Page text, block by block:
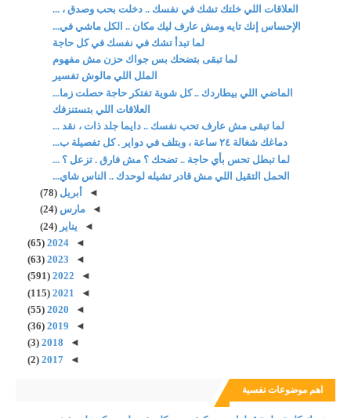
العلاقات اللي خلتك تشك في نفسك .. دخلت بحب وصدق ، ...
الإحساس إنك تايه ومش عارف ليك مكان .. الكل ماشي في...
لما تبدأ تشك في نفسك في كل حاجة
لما تبقى بتضحك بس جواك حزن مش مفهوم
الملل اللي مالوش تفسير
الماضي اللي بيطاردك .. كل شوية تفتكر حاجة حصلت زما...
العلاقات اللي بتستنزفك
لما تبقى مش عارف تحب نفسك .. دايما جلد ذات ، نقد ...
دماغك شغالة ٢٤ ساعة ، وبتلف في دواير . كل تفصيلة ب...
لما تبطل تحس بأي حاجة .. تضحك ؟ مش فارق . تزعل ؟ ...
الحمل التقيل اللي مش قادر تشيله لوحدك .. الناس شاي...
◄
أبريل(78)
◄مارس(24)
◄ يناير(24)
◄
2024
(65)
◄
2023
(63)
◄
2022
(591)
◄
2021
(115)
◄
2020
(55)
◄
2019
(36)
◄
2018
(3)
◄
2017
(2)
اهم موضوعات نفسية